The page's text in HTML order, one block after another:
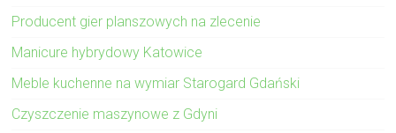
Producent gier planszowych na zlecenie
Manicure hybrydowy Katowice
Meble kuchenne na wymiar Starogard Gdański
Czyszczenie maszynowe z Gdyni